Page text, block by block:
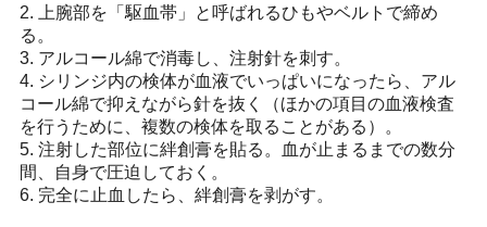
2. 上腕部を「駆血帯」と呼ばれるひもやベルトで締め
る。
3. アルコール綿で消毒し、注射針を刺す。
4. シリンジ内の検体が血液でいっぱいになったら、アル
コール綿で抑えながら針を抜く（ほかの項目の血液検査
を行うために、複数の検体を取ることがある）。
5. 注射した部位に絆創膏を貼る。血が止まるまでの数分
間、自身で圧迫しておく。
6. 完全に止血したら、絆創膏を剥がす。